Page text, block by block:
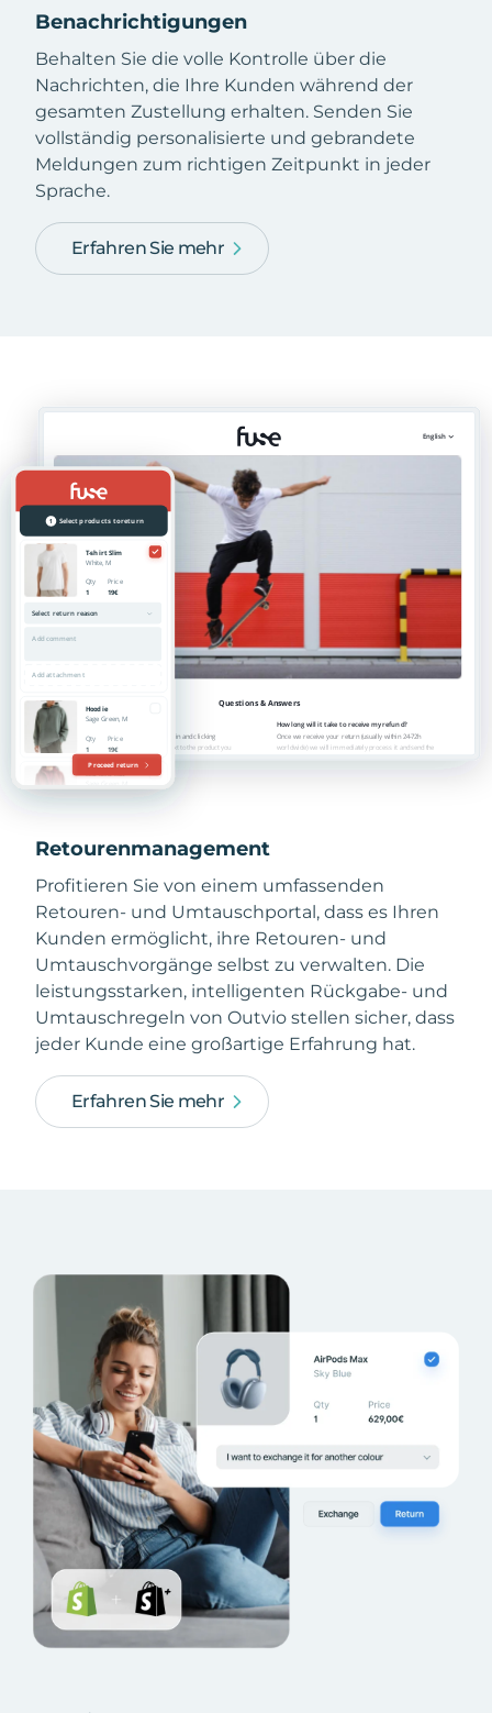
Benachrichtigungen
Behalten Sie die volle Kontrolle über die
Nachrichten, die Ihre Kunden während der
gesamten Zustellung erhalten. Senden Sie
vollständig personalisierte und gebrandete
Meldungen zum richtigen Zeitpunkt in jeder
Sprache.
Erfahren Sie mehr
Retourenmanagement
Profitieren Sie von einem umfassenden
Retouren- und Umtauschportal, dass es Ihren
Kunden ermöglicht, ihre Retouren- und
Umtauschvorgänge selbst zu verwalten. Die
leistungsstarken, intelligenten Rückgabe- und
Umtauschregeln von Outvio stellen sicher, dass
jeder Kunde eine großartige Erfahrung hat.
Erfahren Sie mehr